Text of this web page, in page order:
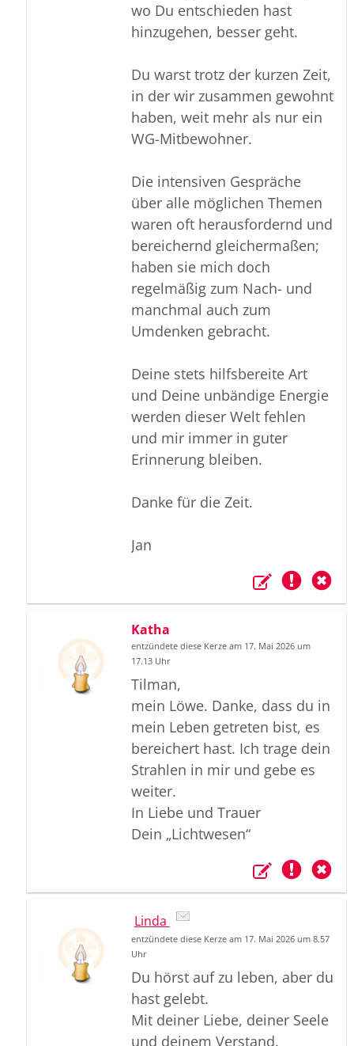
wo Du entschieden hast
hinzugehen, besser geht.
Du warst trotz der kurzen Zeit,
in der wir zusammen gewohnt
haben, weit mehr als nur ein
WG-Mitbewohner.
Die intensiven Gespräche
über alle möglichen Themen
waren oft herausfordernd und
bereichernd gleichermaßen;
haben sie mich doch
regelmäßig zum Nach- und
manchmal auch zum
Umdenken gebracht.
Deine stets hilfsbereite Art
und Deine unbändige Energie
werden dieser Welt fehlen
und mir immer in guter
Erinnerung bleiben.
Danke für die Zeit.
Jan
Katha
entzündete diese Kerze am 17. Mai 2026 um
17.13 Uhr
Tilman,
mein Löwe. Danke, dass du in
mein Leben getreten bist, es
bereichert hast. Ich trage dein
Strahlen in mir und gebe es
weiter.
In Liebe und Trauer
Dein „Lichtwesen“
Linda
entzündete diese Kerze am 17. Mai 2026 um 8.57
Uhr
Du hörst auf zu leben, aber du
hast gelebt.
Mit deiner Liebe, deiner Seele
und deinem Verstand.